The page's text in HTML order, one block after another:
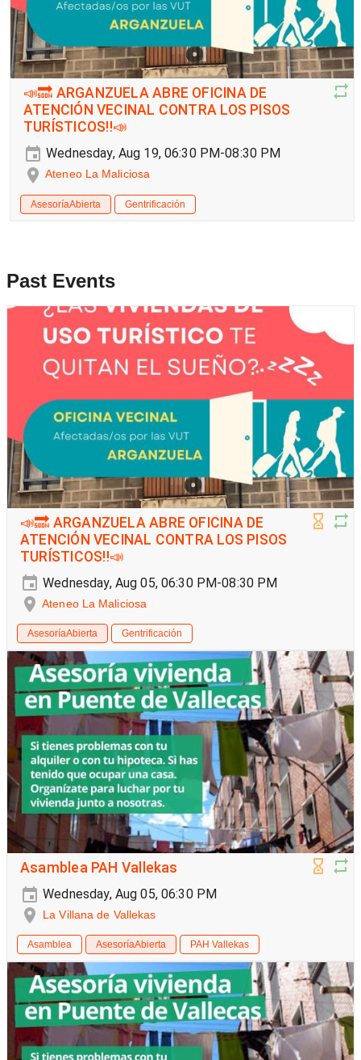
📣🔜 ARGANZUELA ABRE OFICINA DE
ATENCIÓN VECINAL CONTRA LOS PISOS
TURÍSTICOS‼️📣
Wednesday, Aug 19, 06:30 PM-08:30 PM
Ateneo La Maliciosa
AsesoríaAbierta Gentrificación
Past Events
📣🔜 ARGANZUELA ABRE OFICINA DE
ATENCIÓN VECINAL CONTRA LOS PISOS
TURÍSTICOS‼️📣
Wednesday, Aug 05, 06:30 PM-08:30 PM
Ateneo La Maliciosa
AsesoríaAbierta Gentrificación
Asamblea PAH Vallekas
Wednesday, Aug 05, 06:30 PM
La Villana de Vallekas
Asamblea AsesoríaAbierta PAH Vallekas